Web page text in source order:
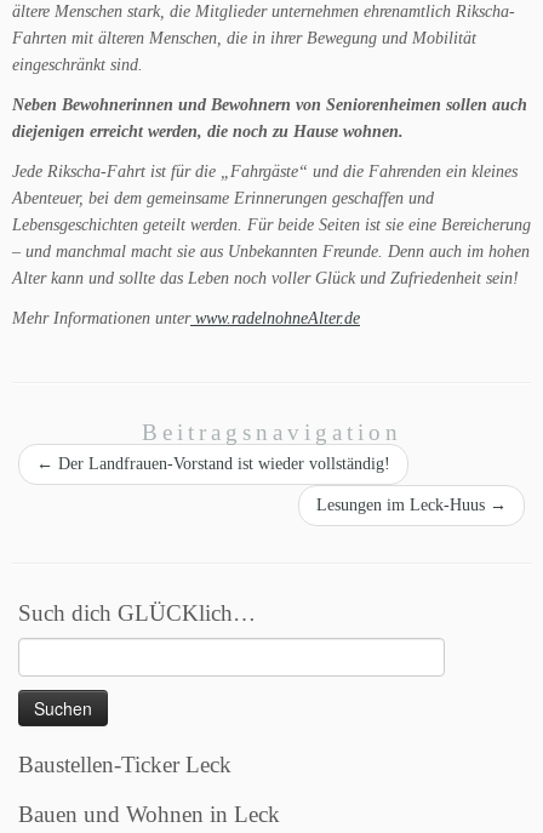
ältere Menschen stark, die Mitglieder unternehmen ehrenamtlich Rikscha-
Fahrten mit älteren Menschen, die in ihrer Bewegung und Mobilität
eingeschränkt sind.
Neben Bewohnerinnen und Bewohnern von Seniorenheimen sollen auch
diejenigen erreicht werden, die noch zu Hause wohnen.
Jede Rikscha-Fahrt ist für die „Fahrgäste“ und die Fahrenden ein kleines
Abenteuer, bei dem gemeinsame Erinnerungen geschaffen und
Lebensgeschichten geteilt werden. Für beide Seiten ist sie eine Bereicherung
– und manchmal macht sie aus Unbekannten Freunde. Denn auch im hohen
Alter kann und sollte das Leben noch voller Glück und Zufriedenheit sein!
Mehr Informationen unterwww.radelnohneAlter.de
Beitragsnavigation
← Der Landfrauen-Vorstand ist wieder vollständig!
Lesungen im Leck-Huus →
Such dich GLÜCKlich…
nach:
Baustellen-Ticker Leck
Bauen und Wohnen in Leck